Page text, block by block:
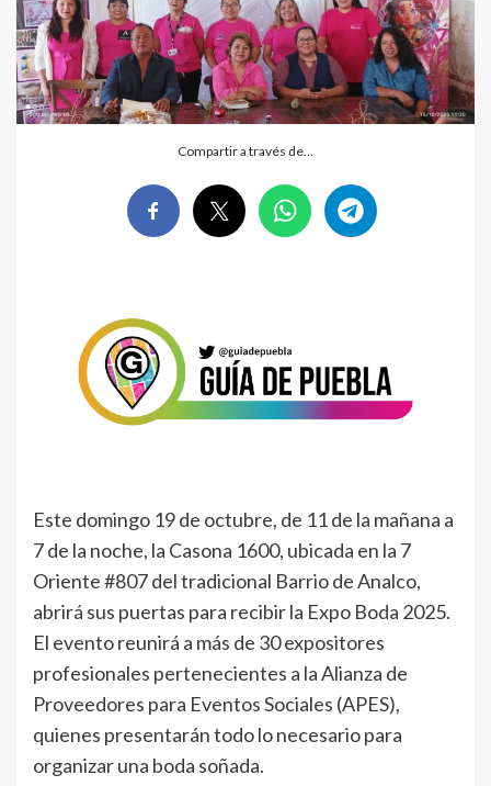
Compartir a través de…
Este domingo 19 de octubre, de 11 de la mañana a
7 de la noche, la Casona 1600, ubicada en la 7
Oriente #807 del tradicional Barrio de Analco,
abrirá sus puertas para recibir la Expo Boda 2025.
El evento reunirá a más de 30 expositores
profesionales pertenecientes a la Alianza de
Proveedores para Eventos Sociales (APES),
quienes presentarán todo lo necesario para
organizar una boda soñada.